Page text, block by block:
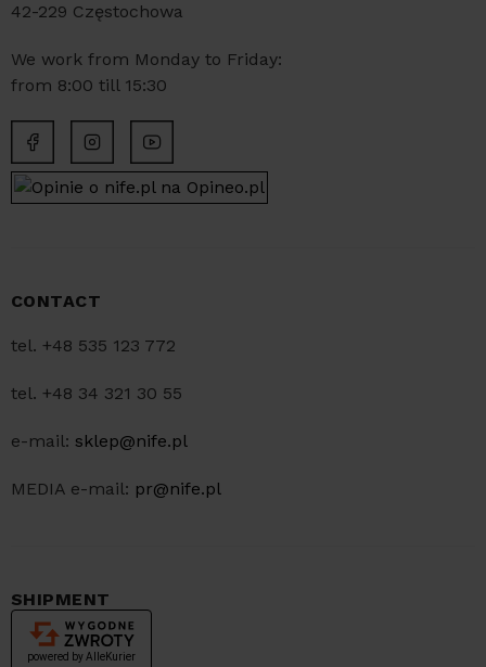
42-229 Częstochowa
We work from Monday to Friday:
from 8:00 till 15:30
CONTACT
tel. +48 535 123 772
tel. +48 34 321 30 55
e-mail: sklep@nife.pl
MEDIA e-mail: pr@nife.pl
SHIPMENT